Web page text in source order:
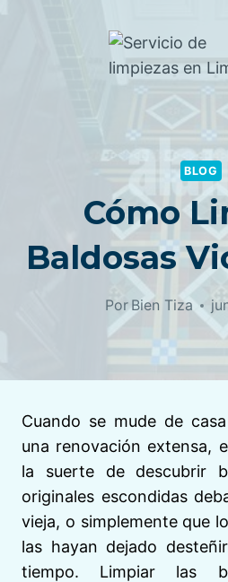
BLOG
Cómo
Baldosas
Por Bien Tiza
Cuando se mude de
una renovación extensa,
la suerte de descubrir
originales escondidas
vieja, o simplemente que
las hayan dejado
tiempo. Limpiar las